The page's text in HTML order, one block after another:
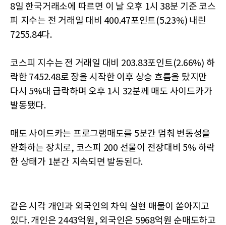
8일 한국거래소에 따르면 이 날 오후 1시 38분 기준 코스
피 지수는 전 거래일 대비 400.47포인트(5.23%) 내린
7255.84다.
코스피 지수는 전 거래일 대비 203.83포인트(2.66%) 하
락한 7452.48로 장을 시작한 이후 상승 흐름을 탔지만
다시 5%대 급락하며 오후 1시 32분께 매도 사이드카가
발동됐다.
매도 사이드카는 프로그램매도를 5분간 멈춰 변동성을
완화하는 장치로, 코스피 200 선물이 전장대비 5% 하락
한 상태가 1분간 지속되면 발동된다.
같은 시각 개인과 외국인의 차익 실현 매물이 쏟아지고
있다. 개인은 2443억원, 외국인은 5968억원 순매도하고